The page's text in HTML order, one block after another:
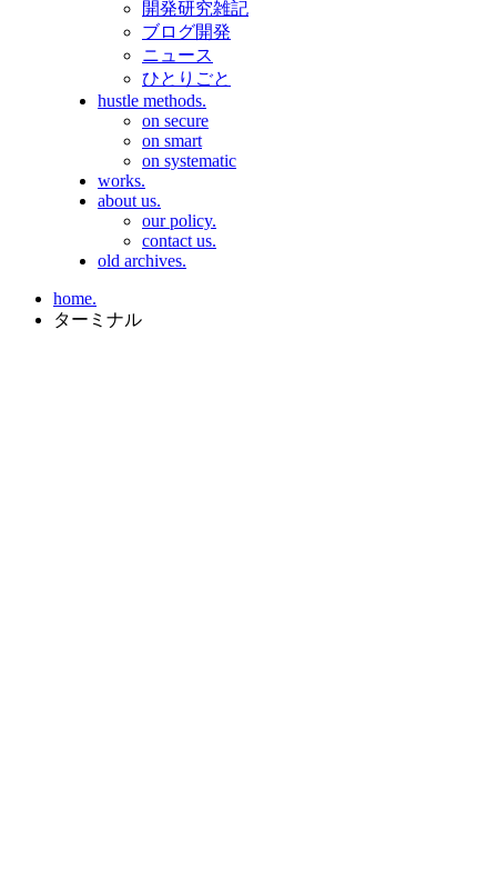
開発研究雑記
ブログ開発
ニュース
ひとりごと
hustle methods.
on secure
on smart
on systematic
works.
about us.
our policy.
contact us.
old archives.
home.
ターミナル